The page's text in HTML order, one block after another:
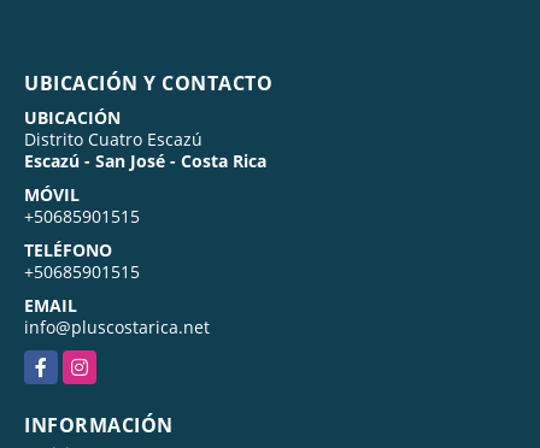
UBICACIÓN Y CONTACTO
UBICACIÓN
Distrito Cuatro Escazú
Escazú - San José - Costa Rica
MÓVIL
+50685901515
TELÉFONO
+50685901515
EMAIL
info@pluscostarica.net
FacebookInstagram
INFORMACIÓN